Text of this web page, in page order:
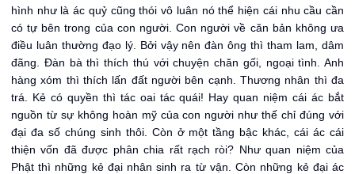
hình như là ác quỷ cũng thói vô luân nó thể hiện cái nhu cầu cần
có tự bên trong của con người. Con người về căn bản không ưa
điều luân thường đạo lý. Bởi vậy nên đàn ông thì tham lam, dâm
đãng. Đàn bà thì thích thú với chuyện chăn gối, ngoại tình. Anh
hàng xóm thì thích lấn đất người bên cạnh. Thương nhân thì đa
trá. Kẻ có quyền thì tác oai tác quái! Hay quan niệm cái ác bắt
nguồn từ sự không hoàn mỹ của con người như thế chỉ đúng với
đại đa số chúng sinh thôi. Còn ở một tầng bậc khác, cái ác cái
thiện vốn đã được phân chia rất rạch ròi? Như quan niệm của
Phật thì những kẻ đại nhân sinh ra từ vận. Còn những kẻ đại ác